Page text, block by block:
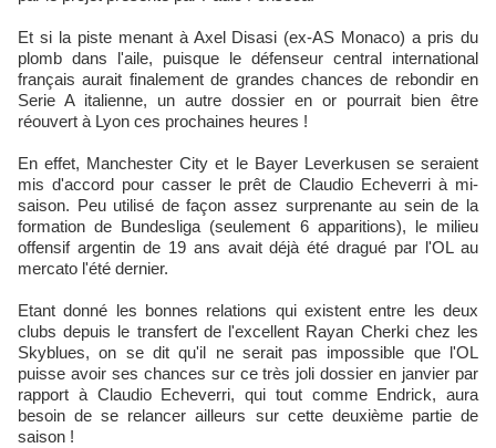
Et si la piste menant à Axel Disasi (ex-AS Monaco) a pris du
plomb dans l'aile, puisque le défenseur central international
français aurait finalement de grandes chances de rebondir en
Serie A italienne, un autre dossier en or pourrait bien être
réouvert à Lyon ces prochaines heures !
En effet, Manchester City et le Bayer Leverkusen se seraient
mis d'accord pour casser le prêt de Claudio Echeverri à mi-
saison. Peu utilisé de façon assez surprenante au sein de la
formation de Bundesliga (seulement 6 apparitions), le milieu
offensif argentin de 19 ans avait déjà été dragué par l'OL au
mercato l'été dernier.
Etant donné les bonnes relations qui existent entre les deux
clubs depuis le transfert de l'excellent Rayan Cherki chez les
Skyblues, on se dit qu'il ne serait pas impossible que l'OL
puisse avoir ses chances sur ce très joli dossier en janvier par
rapport à Claudio Echeverri, qui tout comme Endrick, aura
besoin de se relancer ailleurs sur cette deuxième partie de
saison !